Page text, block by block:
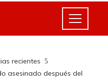
recientes
asesinado después del